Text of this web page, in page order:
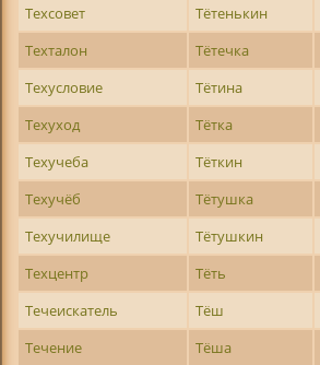
Техсовет
Тётенькин
Техталон
Тётечка
Техусловие
Тётина
Техуход
Тётка
Техучеба
Тёткин
Техучёб
Тётушка
Техучилище
Тётушкин
Техцентр
Тёть
Течеискатель
Тёш
Течение
Тёша